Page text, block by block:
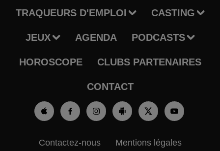
TRAQUEURS D'EMPLOI CASTING
JEUX AGENDA PODCASTS
HOROSCOPE CLUBS PARTENAIRES
CONTACT
Contactez-nous Mentions légales